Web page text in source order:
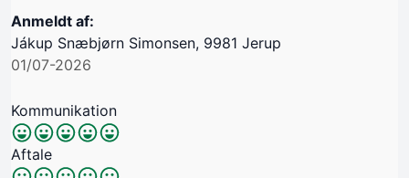
Anmeldt af:
Jákup Snæbjørn Simonsen, 9981 Jerup
01/07-2026
Kommunikation
Aftale